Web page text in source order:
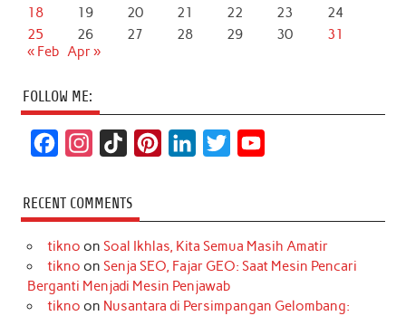
18
19 20 21 22 23
24
25
26 27 28 29 30
31
« Feb Apr »
FOLLOW ME:
c
e
b
o
s
t
a
r
k
T
o
k
t
e
r
e
k
e
d
I
t
t
r
T
u
e
RECENT COMMENTS
tikno on Soal Ikhlas, Kita Semua Masih Amatir
tikno on Senja SEO, Fajar GEO: Saat Mesin Pencari
Berganti Menjadi Mesin Penjawab
tikno on Nusantara di Persimpangan Gelombang: